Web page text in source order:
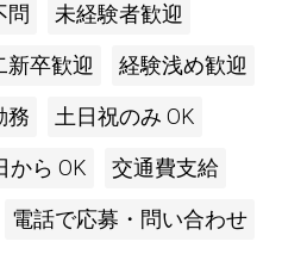
問 未経験者歓迎
新卒歓迎 経験浅め歓迎
務 土日祝のみ OK
から OK 交通費支給
電話で応募・問い合わせ